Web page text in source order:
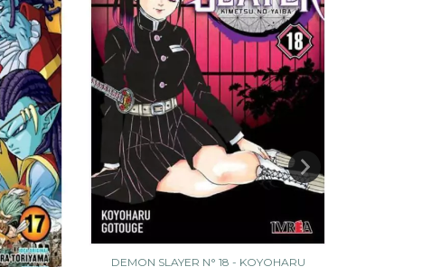
DEMON SLAYER N° 18 - KOYOHARU